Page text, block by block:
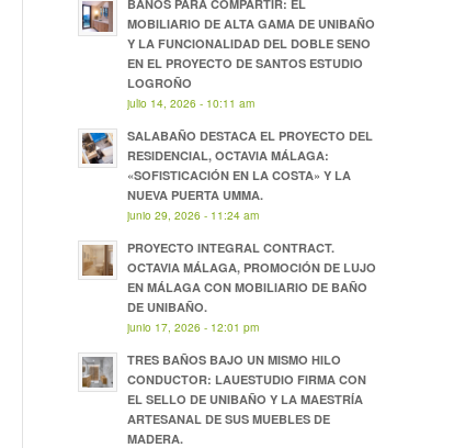
BAÑOS PARA COMPARTIR: EL
MOBILIARIO DE ALTA GAMA DE UNIBAÑO
Y LA FUNCIONALIDAD DEL DOBLE SENO
EN EL PROYECTO DE SANTOS ESTUDIO
LOGROÑO
julio 14, 2026 - 10:11 am
SALABAÑO DESTACA EL PROYECTO DEL
RESIDENCIAL, OCTAVIA MÁLAGA:
«SOFISTICACIÓN EN LA COSTA» Y LA
NUEVA PUERTA UMMA.
junio 29, 2026 - 11:24 am
PROYECTO INTEGRAL CONTRACT.
OCTAVIA MÁLAGA, PROMOCIÓN DE LUJO
EN MÁLAGA CON MOBILIARIO DE BAÑO
DE UNIBAÑO.
junio 17, 2026 - 12:01 pm
TRES BAÑOS BAJO UN MISMO HILO
CONDUCTOR: LAUESTUDIO FIRMA CON
EL SELLO DE UNIBAÑO Y LA MAESTRÍA
ARTESANAL DE SUS MUEBLES DE
MADERA.